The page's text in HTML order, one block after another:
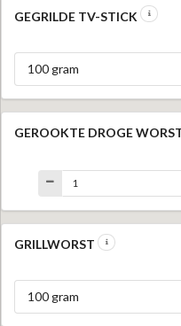
GEGRILDE TV-STICK
100 gram
GEROOKTE DROGE
GRILLWORST
100 gram